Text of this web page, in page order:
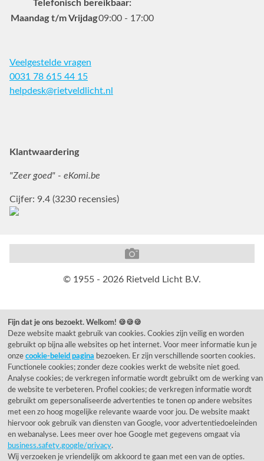
Telefonisch bereikbaar:
Maandag t/m Vrijdag09:00 - 17:00
Veelgestelde vragen
0031 78 615 44 15
helpdesk@rietveldlicht.nl
Klantwaardering
"Zeer goed" - eKomi.be
Cijfer: 9.4 (3230 recensies)
© 1955 - 2026 Rietveld Licht B.V.
Fijn dat je ons bezoekt. Welkom! 🍪🍪🍪
Deze website maakt gebruik van cookies. Cookies zijn veilig en worden
gebruikt op bijna alle websites op het internet. Voor meer informatie kun je
onze cookie-beleid pagina bezoeken. Er zijn verschillende soorten cookies.
Functionele cookies; zonder deze cookies werkt de website niet goed.
Analyse cookies; de verkregen informatie wordt gebruikt om de werking van
de website te verbeteren. Profiel cookies; de verkregen informatie wordt
gebruikt om gepersonaliseerde advertenties te tonen op andere websites
met een zo hoog mogelijke relevante waarde voor jou. De website maakt
hiervoor ook gebruik van diensten van Google, voor advertentiedoeleinden
en webanalyse. Lees meer over hoe Google met gegevens omgaat via
business.safety.google/privacy.
Wij verzoeken je vriendelijk om akkoord te gaan met een van de opties.